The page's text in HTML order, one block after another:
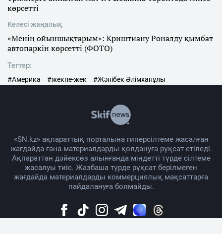
көрсетті
Келесі жаңалық
«Менің ойыншықтарым»: Криштиану Роналду қымбат
автопаркін көрсетті (ФОТО)
Тегтер:
#Америка #жекпе-жек #Жәнібек Әлімханұлы
«SN.kz» ақпараттық порталына гиперсілтеме жасалған
жағдайда ғана материалдарды қолдануға рұқсат етіледі.
Ақпараттан дәйексөз алынғанда міндетті түрде сілтеме
жасалуы тиіс. Жазбаша түрде рұқсат берілмеген
жағдайда материалдарды коммерциялық мақсаттарға
пайдалануға болмайды.